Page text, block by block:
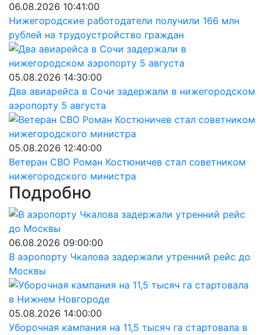
06.08.2026 10:41:00
Нижегородские работодатели получили 166 млн
рублей на трудоустройство граждан
05.08.2026 14:30:00
Два авиарейса в Сочи задержали в нижегородском
аэропорту 5 августа
05.08.2026 12:40:00
Ветеран СВО Роман Костюничев стал советником
нижегородского министра
Подробно
06.08.2026 09:00:00
В аэропорту Чкалова задержали утренний рейс до
Москвы
05.08.2026 14:00:00
Уборочная кампания на 11,5 тысяч га стартовала в